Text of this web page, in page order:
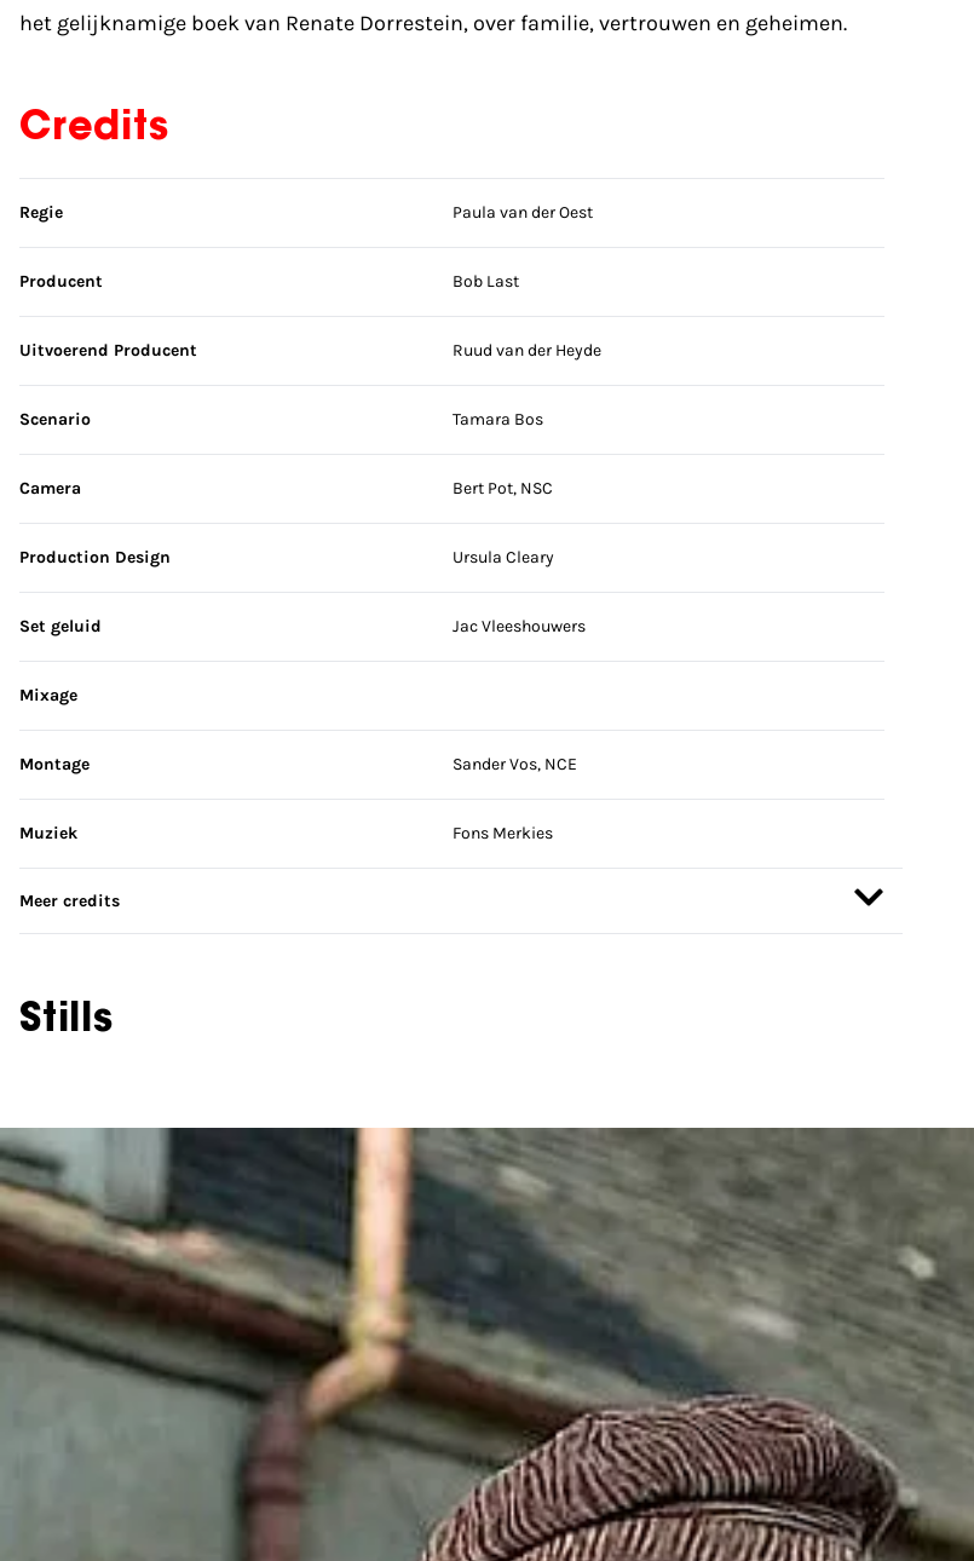
het gelijknamige boek van Renate Dorrestein, over familie, vertrouwen en geheimen.
Credits
Sla credits over
Regie Paula van der Oest
Producent Bob Last
Uitvoerend Producent Ruud van der Heyde
Scenario Tamara Bos
Camera Bert Pot, NSC
Production Design Ursula Cleary
Set geluid Jac Vleeshouwers
Mixage
Montage Sander Vos, NCE
Muziek Fons Merkies
Meer credits
Stills